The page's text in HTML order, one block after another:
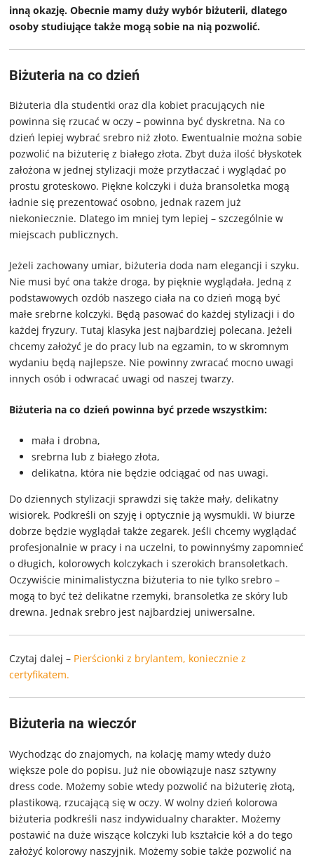
inną okazję. Obecnie mamy duży wybór biżuterii, dlatego
osoby studiujące także mogą sobie na nią pozwolić.
Biżuteria na co dzień
Biżuteria dla studentki oraz dla kobiet pracujących nie
powinna się rzucać w oczy – powinna być dyskretna. Na co
dzień lepiej wybrać srebro niż złoto. Ewentualnie można sobie
pozwolić na biżuterię z białego złota. Zbyt duża ilość błyskotek
założona w jednej stylizacji może przytłaczać i wyglądać po
prostu groteskowo. Piękne kolczyki i duża bransoletka mogą
ładnie się prezentować osobno, jednak razem już
niekoniecznie. Dlatego im mniej tym lepiej – szczególnie w
miejscach publicznych.
Jeżeli zachowany umiar, biżuteria doda nam elegancji i szyku.
Nie musi być ona także droga, by pięknie wyglądała. Jedną z
podstawowych ozdób naszego ciała na co dzień mogą być
małe srebrne kolczyki. Będą pasować do każdej stylizacji i do
każdej fryzury. Tutaj klasyka jest najbardziej polecana. Jeżeli
chcemy założyć je do pracy lub na egzamin, to w skromnym
wydaniu będą najlepsze. Nie powinny zwracać mocno uwagi
innych osób i odwracać uwagi od naszej twarzy.
Biżuteria na co dzień powinna być przede wszystkim:
mała i drobna,
srebrna lub z białego złota,
delikatna, która nie będzie odciągać od nas uwagi.
Do dziennych stylizacji sprawdzi się także mały, delikatny
wisiorek. Podkreśli on szyję i optycznie ją wysmukli. W biurze
dobrze będzie wyglądał także zegarek. Jeśli chcemy wyglądać
profesjonalnie w pracy i na uczelni, to powinnyśmy zapomnieć
o długich, kolorowych kolczykach i szerokich bransoletkach.
Oczywiście minimalistyczna biżuteria to nie tylko srebro –
mogą to być też delikatne rzemyki, bransoletka ze skóry lub
drewna. Jednak srebro jest najbardziej uniwersalne.
Czytaj dalej – Pierścionki z brylantem, koniecznie z
certyfikatem.
Biżuteria na wieczór
Wychodząc do znajomych, na kolację mamy wtedy dużo
większe pole do popisu. Już nie obowiązuje nasz sztywny
dress code. Możemy sobie wtedy pozwolić na biżuterię złotą,
plastikową, rzucającą się w oczy. W wolny dzień kolorowa
biżuteria podkreśli nasz indywidualny charakter. Możemy
postawić na duże wiszące kolczyki lub kształcie kół a do tego
założyć kolorowy naszyjnik. Możemy sobie także pozwolić na